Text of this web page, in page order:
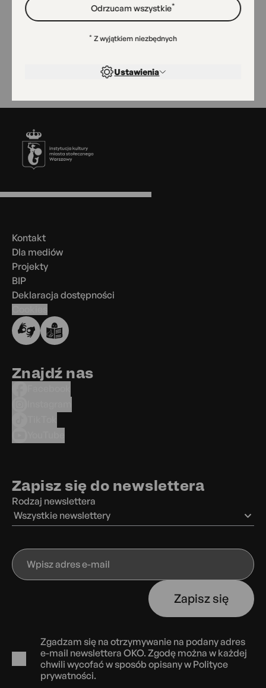
Odrzucam wszystkie*
Ustawienia
* Z wyjątkiem niezbędnych
Sala widowiskowa
Stopka
Menu
Kontakt
Dla mediów
Projekty
BIP
Deklaracja dostępności
Znajdź nas
Zapisz się do newslettera
Rodzaj newslettera
Wszystkie newslettery
Wpisz
adres
Zapisz się
Zgadzam się na otrzymywanie na podany adres
e-mail newslettera OKO. Zgodę można w każdej
chwili wycofać w sposób opisany w Polityce
prywatności.